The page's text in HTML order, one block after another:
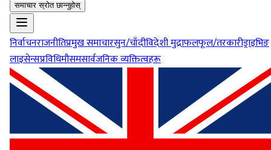
समाचार स्रोत छान्नुहोस्
निर्वाचनराजनीतिप्रमुख समाचारसुन/चाँदीविदेशी मुद्राफलफूल/तरकारीड्राइभिङ
लाइसेन्सप्रविधिमौसमसार्वजनिक व्यक्तित्वहरू